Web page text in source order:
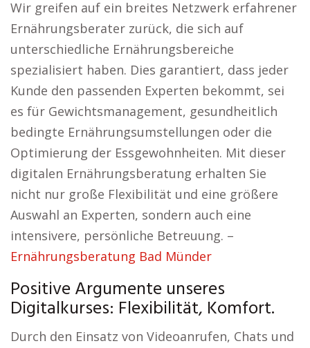
Wir greifen auf ein breites Netzwerk erfahrener
Ernährungsberater zurück, die sich auf
unterschiedliche Ernährungsbereiche
spezialisiert haben. Dies garantiert, dass jeder
Kunde den passenden Experten bekommt, sei
es für Gewichtsmanagement, gesundheitlich
bedingte Ernährungsumstellungen oder die
Optimierung der Essgewohnheiten. Mit dieser
digitalen Ernährungsberatung erhalten Sie
nicht nur große Flexibilität und eine größere
Auswahl an Experten, sondern auch eine
intensivere, persönliche Betreuung. –
Ernährungsberatung Bad Münder
Positive Argumente unseres
Digitalkurses: Flexibilität, Komfort.
Durch den Einsatz von Videoanrufen, Chats und